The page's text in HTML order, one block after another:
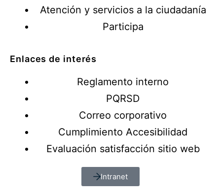
Atención y servicios a la ciudadanía
Participa
Enlaces de interés
Reglamento interno
PQRSD
Correo corporativo
Cumplimiento Accesibilidad
Evaluación satisfacción sitio web
Intranet